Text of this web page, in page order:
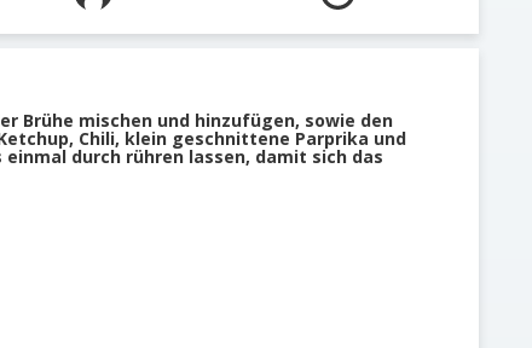
Brühe mischen und hinzufügen, sowie den
Chili, klein geschnittene Parprika und
einmal durch rühren lassen, damit sich das